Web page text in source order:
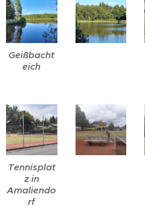
Geißbacht
eich
Tennisplat
z in
Amaliendo
rf